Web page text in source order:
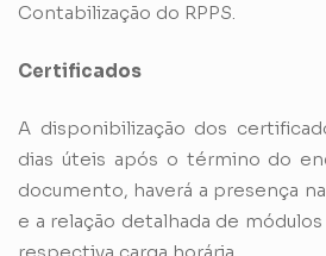
Contabilização do RPPS.
Certificados
A disponibilização dos
dias úteis após o término do
documento, haverá a presença
e a relação detalhada de